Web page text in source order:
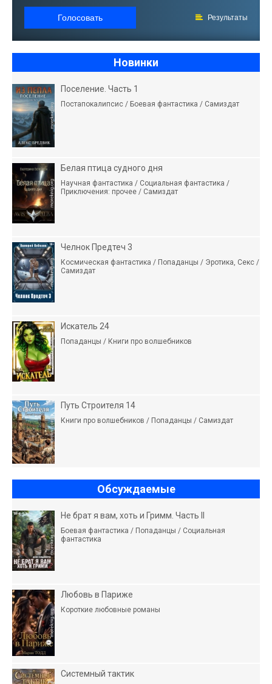
Голосовать Результаты
Новинки
Поселение. Часть 1
Постапокалипсис / Боевая фантастика / Самиздат
Белая птица судного дня
Научная фантастика / Социальная фантастика /
Приключения: прочее / Самиздат
Челнок Предтеч 3
Космическая фантастика / Попаданцы / Эротика, Секс /
Самиздат
Искатель 24
Попаданцы / Книги про волшебников
Путь Строителя 14
Книги про волшебников / Попаданцы / Самиздат
Обсуждаемые
Не брат я вам, хоть и Гримм. Часть II
Боевая фантастика / Попаданцы / Социальная
фантастика
Любовь в Париже
Короткие любовные романы
Системный тактик